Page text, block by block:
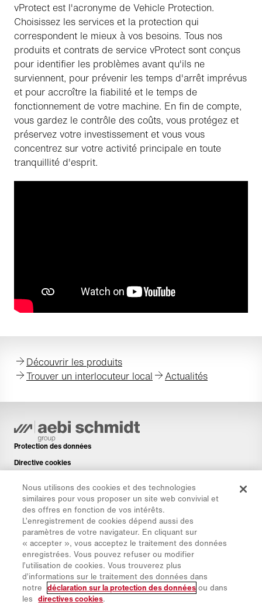
vProtect est l'acronyme de Vehicle Protection.
Choisissez les services et la protection qui
correspondent le mieux à vos besoins. Tous nos
produits et contrats de service vProtect sont conçus
pour identifier les problèmes avant qu'ils ne
surviennent, pour prévenir les temps d'arrêt imprévus
et pour accroître la fiabilité et le temps de
fonctionnement de votre machine. En fin de compte,
vous gardez le contrôle des coûts, vous protégez et
préservez votre investissement et vous vous
concentrez sur votre activité principale en toute
tranquillité d'esprit.
Découvrir les produits
Trouver un interlocuteur local
Actualités
Protection des données
Directive cookies
Avis de non-responsabilité
Newsletter
Pièces de rechange
Espace de téléchargement
Calculateur de CO₂
Calculateur de TCO
Sites & Revendeurs
Nous utilisons des cookies et des technologies
similaires pour vous proposer un site web convivial et
des offres en fonction de vos intérêts.
L’enregistrement de cookies dépend aussi des
paramètres de votre navigateur. En cliquant sur
« accepter », vous acceptez le traitement des données
enregistrées. Vous pouvez refuser ou modifier
l’utilisation de cookies. Vous trouverez plus
d’informations sur le traitement des données dans
notre déclaration sur la protection des données ou dans
les directives cookies.